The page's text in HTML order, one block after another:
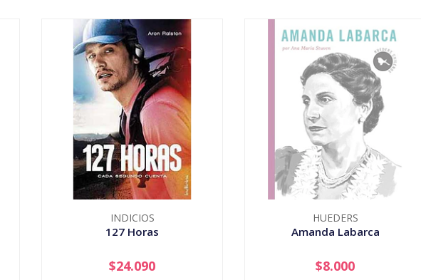
INDICIOS
127 Horas
+
$24.090
HUEDERS
Amanda Labarca
AGOTADO
$8.000